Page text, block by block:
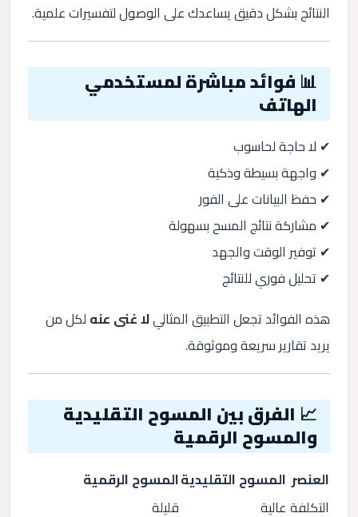
النتائج بشكل دقيق يساعدك على الوصول لتفسيرات علمية.
📊 فوائد مباشرة لمستخدمي
الهاتف
✔ لا حاجة لحاسوب
✔ واجهة بسيطة وذكية
✔ حفظ البيانات على الفور
✔ مشاركة نتائج المسح بسهولة
✔ توفير الوقت والجهد
✔ تحليل فوري للنتائج
هذه الفوائد تجعل التطبيق المثاليلا غنى عنه لكل من
يريد تقارير سريعة وموثوقة.
📈 الفرق بين المسوح التقليدية
والمسوح الرقمية
العنصر المسوح التقليديةالمسوح الرقمية
التكلفة عالية قليلة